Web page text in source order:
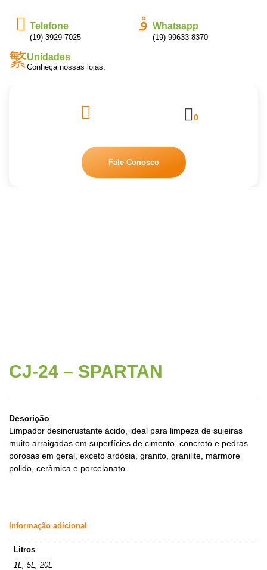
Telefone
(19) 3929-7025
Whatsapp
(19) 99633-8370
Unidades
Conheça nossas lojas.
0
Fale Conosco
CJ-24 – SPARTAN
Descrição
Limpador desincrustante ácido, ideal para limpeza de sujeiras
muito arraigadas em superfícies de cimento, concreto e pedras
porosas em geral, exceto ardósia, granito, granilite, mármore
polido, cerâmica e porcelanato.
Informação adicional
Litros
1L, 5L, 20L